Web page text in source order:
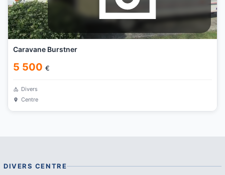
Caravane Burstner
5 500 €
Divers
Centre
DIVERS CENTRE